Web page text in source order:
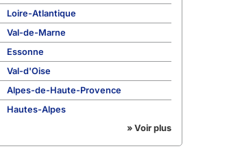
Loire-Atlantique
Val-de-Marne
Essonne
Val-d'Oise
Alpes-de-Haute-Provence
Hautes-Alpes
» Voir plus